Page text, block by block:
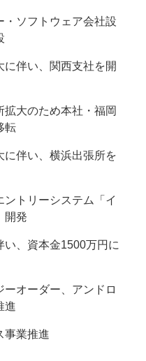
・ソフトウェア会社設
に伴い、関西支社を開
拡大のため本社・福岡
転
に伴い、横浜出張所を
ントリーシステム「イ
開発
い、資本金1500万円に
ーオーダー、アンドロ
進
事業推進